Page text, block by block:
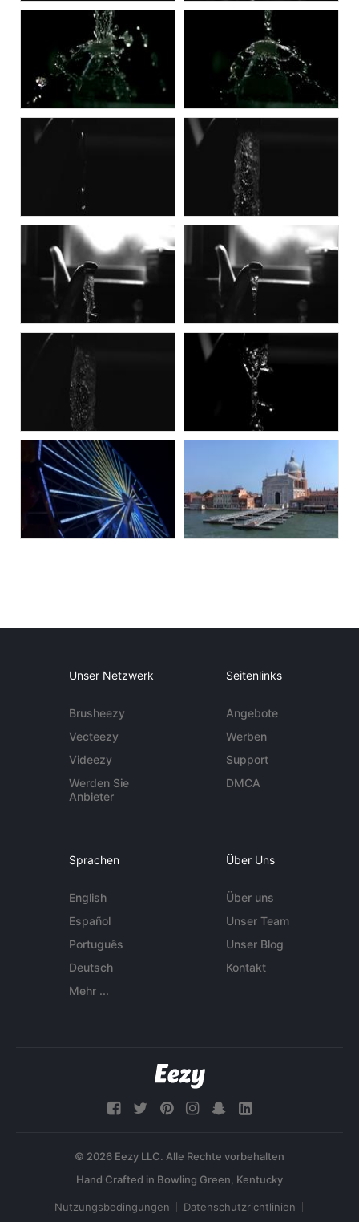
Unser Netzwerk
Brusheezy
Vecteezy
Videezy
Werden Sie
Anbieter
Seitenlinks
Angebote
Werben
Support
DMCA
Sprachen
English
Español
Português
Deutsch
Mehr ...
Über Uns
Über uns
Unser Team
Unser Blog
Kontakt
© 2026 Eezy LLC. Alle Rechte vorbehalten
Nutzungsbedingungen Datenschutzrichtlinien